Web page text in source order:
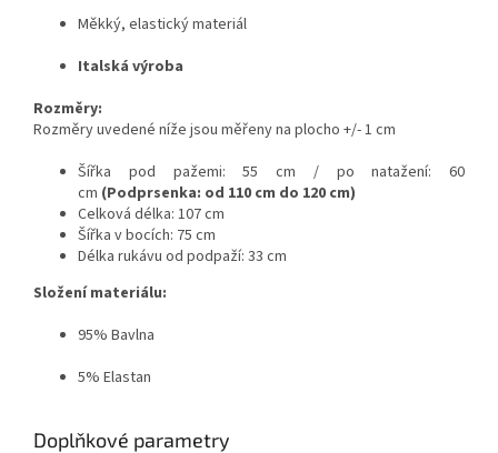
Měkký, elastický materiál
Italská výroba
Rozměry:
Rozměry uvedené níže jsou měřeny na plocho +/- 1 cm
Šířka pod pažemi: 55 cm / po natažení: 60
cm (Podprsenka: od 110 cm do 120 cm)
Celková délka: 107 cm
Šířka v bocích: 75 cm
Délka rukávu od podpaží: 33 cm
Složení materiálu:
95% Bavlna
5% Elastan
Doplňkové parametry